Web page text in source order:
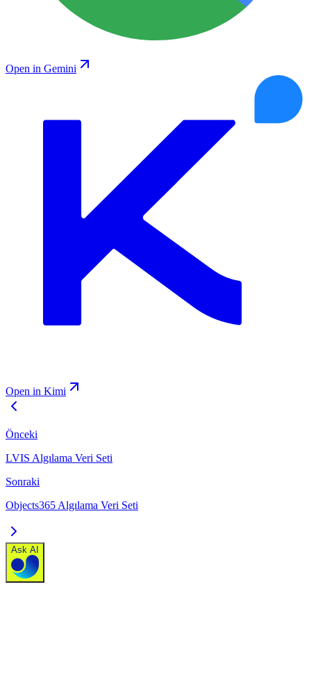
Open in Gemini
Open in Kimi
Önceki
LVIS Algılama Veri Seti
Sonraki
Objects365 Algılama Veri Seti
Ask AI